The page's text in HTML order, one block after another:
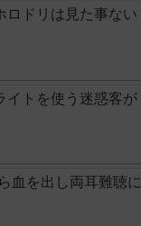
ロドリは見た事ない
イトを使う迷惑客が
血を出し両耳難聴に